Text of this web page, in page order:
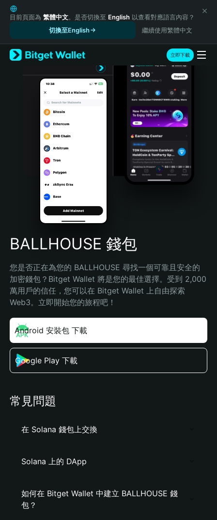
English
日本語
Русский
Español (Latinoamérica)
Türkçe
Português (Portugal)
Bahasa Indonesia
Português (Brasil)
Español (Argentina)
目前頁面為 繁體中文。是否切換至 English 以查看對應語言內容？
切換至English
繼續使用繁體中文
立即下載
BALLHOUSE 錢包
您是否正在為您的 BALLHOUSE 尋找一個可靠且安全的
加密錢包？Bitget Wallet 將是您的最佳選擇。受到 2,000
萬用戶的信任，您可以在 Bitget Wallet 上自由探索
Web3。立即開始您的旅程吧！
Android 安裝包 下載
Google Play 下載
常見問題
在 Solana 錢包上交換
Solana 上的 DApp
如何在 Bitget Wallet 中建立 BALLHOUSE 錢
包？